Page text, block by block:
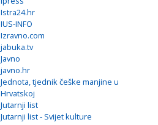
Istra24.hr
IUS-INFO
Izravno.com
jabuka.tv
Javno
javno.hr
Jednota, tjednik češke manjine u
Hrvatskoj
Jutarnji list
Jutarnji list - Svijet kulture